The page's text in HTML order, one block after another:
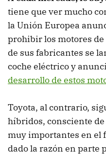
tiene que ver mucho
la Unión Europea
prohibir los motores
de sus fabricantes se
coche eléctrico y
desarrollo de estos
Toyota, al contrario,
híbridos, consciente
muy importantes en el
dado la razón en parte